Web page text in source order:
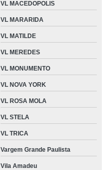
VL MACEDOPOLIS
VL MARARIDA
VL MATILDE
VL MEREDES
VL MONUMENTO
VL NOVA YORK
VL ROSA MOLA
VL STELA
VL TRICA
Vargem Grande Paulista
Vila Amadeu